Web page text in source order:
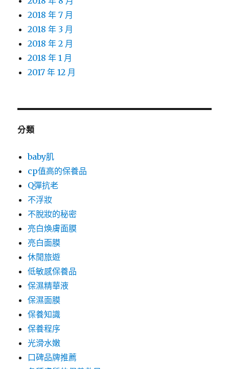
2018 年 7 月
2018 年 3 月
2018 年 2 月
2018 年 1 月
2017 年 12 月
分類
baby肌
cp值高的保養品
Q彈抗老
不浮妝
不脫妝的秘密
亮白煥膚面膜
亮白面膜
休閒旅遊
低敏感保養品
保濕精華液
保濕面膜
保養知識
保養程序
光滑水嫩
口碑品牌推薦